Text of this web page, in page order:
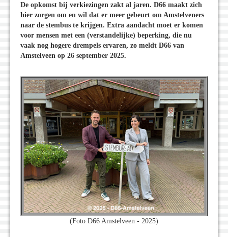
De opkomst bij verkiezingen zakt al jaren. D66 maakt zich
hier zorgen om en wil dat er meer gebeurt om Amstelveners
naar de stembus te krijgen. Extra aandacht moet er komen
voor mensen met een (verstandelijke) beperking, die nu
vaak nog hogere drempels ervaren, zo meldt D66 van
Amstelveen op 26 september 2025.
(Foto D66 Amstelveen - 2025)